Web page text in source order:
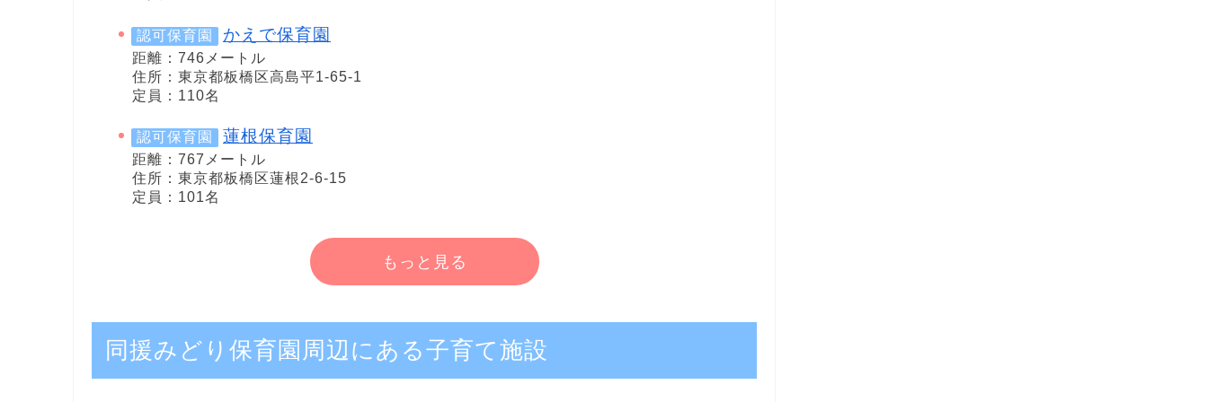
認可保育園 かえで保育園
距離：746メートル
住所：東京都板橋区高島平1-65-1
定員：110名
認可保育園 蓮根保育園
距離：767メートル
住所：東京都板橋区蓮根2-6-15
定員：101名
もっと見る
同援みどり保育園周辺にある子育て施設